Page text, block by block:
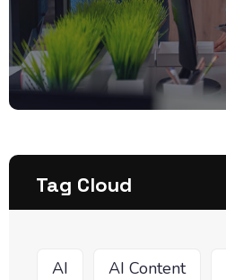
Tag Cloud
AI AI Content